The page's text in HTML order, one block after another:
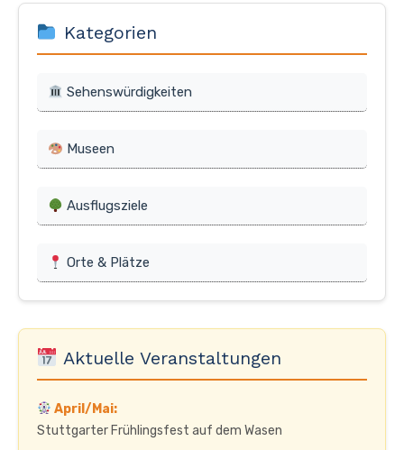
Kategorien
Sehenswürdigkeiten
Museen
Ausflugsziele
Orte & Plätze
Aktuelle Veranstaltungen
April/Mai:
Stuttgarter Frühlingsfest auf dem Wasen